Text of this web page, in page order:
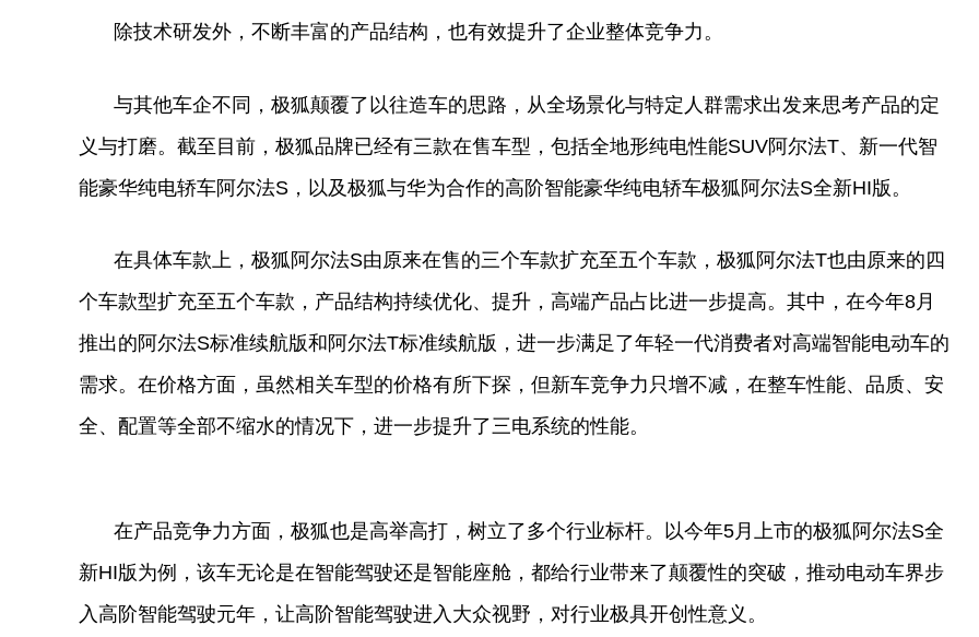
除技术研发外，不断丰富的产品结构，也有效提升了企业整体竞争力。
与其他车企不同，极狐颠覆了以往造车的思路，从全场景化与特定人群需求出发来思考产品的定
义与打磨。截至目前，极狐品牌已经有三款在售车型，包括全地形纯电性能SUV阿尔法T、新一代智
能豪华纯电轿车阿尔法S，以及极狐与华为合作的高阶智能豪华纯电轿车极狐阿尔法S全新HI版。
在具体车款上，极狐阿尔法S由原来在售的三个车款扩充至五个车款，极狐阿尔法T也由原来的四
个车款型扩充至五个车款，产品结构持续优化、提升，高端产品占比进一步提高。其中，在今年8月
推出的阿尔法S标准续航版和阿尔法T标准续航版，进一步满足了年轻一代消费者对高端智能电动车的
需求。在价格方面，虽然相关车型的价格有所下探，但新车竞争力只增不减，在整车性能、品质、安
全、配置等全部不缩水的情况下，进一步提升了三电系统的性能。
在产品竞争力方面，极狐也是高举高打，树立了多个行业标杆。以今年5月上市的极狐阿尔法S全
新HI版为例，该车无论是在智能驾驶还是智能座舱，都给行业带来了颠覆性的突破，推动电动车界步
入高阶智能驾驶元年，让高阶智能驾驶进入大众视野，对行业极具开创性意义。